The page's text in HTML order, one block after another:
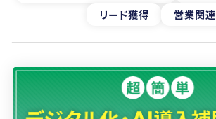
リード獲得
営業関連